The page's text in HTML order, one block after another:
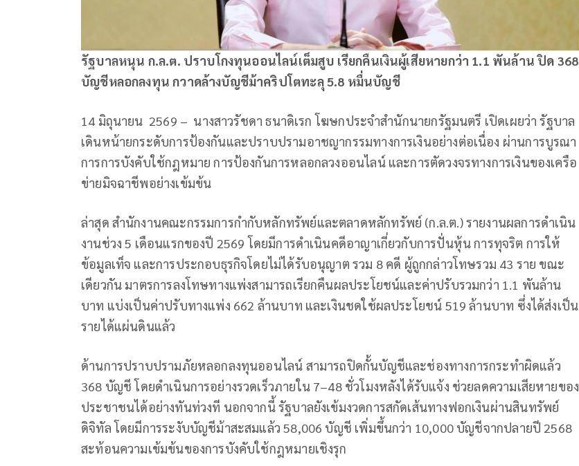
รัฐบาลหนุน ก.ล.ต. ปราบโกงทุนออนไลน์เต็มสูบ เรียกคืนเงินผู้เสียหายกว่า 1.1 พันล้าน ปิด 368
บัญชีหลอกลงทุน กวาดล้างบัญชีม้าคริปโตทะลุ 5.8 หมื่นบัญชี
14 มิถุนายน 2569 – นางสาวรัชดา ธนาดิเรก โฆษกประจำสำนักนายกรัฐมนตรี เปิดเผยว่า รัฐบาล
เดินหน้ายกระดับการป้องกันและปราบปรามอาชญากรรมทางการเงินอย่างต่อเนื่อง ผ่านการบูรณา
การการบังคับใช้กฎหมาย การป้องกันการหลอกลวงออนไลน์ และการตัดวงจรทางการเงินของเครือ
ข่ายมิจฉาชีพอย่างเข้มข้น
ล่าสุด สำนักงานคณะกรรมการกำกับหลักทรัพย์และตลาดหลักทรัพย์ (ก.ล.ต.) รายงานผลการดำเนิน
งานช่วง 5 เดือนแรกของปี 2569 โดยมีการดำเนินคดีอาญาเกี่ยวกับการปั่นหุ้น การทุจริต การให้
ข้อมูลเท็จ และการประกอบธุรกิจโดยไม่ได้รับอนุญาต รวม 8 คดี ผู้ถูกกล่าวโทษรวม 43 ราย ขณะ
เดียวกัน มาตรการลงโทษทางแพ่งสามารถเรียกคืนผลประโยชน์และค่าปรับรวมกว่า 1.1 พันล้าน
บาท แบ่งเป็นค่าปรับทางแพ่ง 662 ล้านบาท และเงินชดใช้ผลประโยชน์ 519 ล้านบาท ซึ่งได้ส่งเป็น
รายได้แผ่นดินแล้ว
ด้านการปราบปรามภัยหลอกลงทุนออนไลน์ สามารถปิดกั้นบัญชีและช่องทางการกระทำผิดแล้ว
368 บัญชี โดยดำเนินการอย่างรวดเร็วภายใน 7–48 ชั่วโมงหลังได้รับแจ้ง ช่วยลดความเสียหายของ
ประชาชนได้อย่างทันท่วงที นอกจากนี้ รัฐบาลยังเข้มงวดการสกัดเส้นทางฟอกเงินผ่านสินทรัพย์
ดิจิทัล โดยมีการระงับบัญชีม้าสะสมแล้ว 58,006 บัญชี เพิ่มขึ้นกว่า 10,000 บัญชีจากปลายปี 2568
สะท้อนความเข้มข้นของการบังคับใช้กฎหมายเชิงรุก